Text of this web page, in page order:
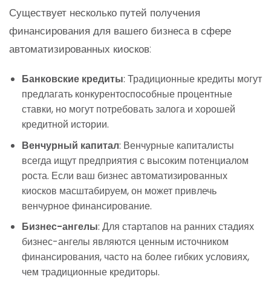
Существует несколько путей получения
финансирования для вашего бизнеса в сфере
автоматизированных киосков:
Банковские кредиты: Традиционные кредиты могут
предлагать конкурентоспособные процентные
ставки, но могут потребовать залога и хорошей
кредитной истории.
Венчурный капитал: Венчурные капиталисты
всегда ищут предприятия с высоким потенциалом
роста. Если ваш бизнес автоматизированных
киосков масштабируем, он может привлечь
венчурное финансирование.
Бизнес-ангелы: Для стартапов на ранних стадиях
бизнес-ангелы являются ценным источником
финансирования, часто на более гибких условиях,
чем традиционные кредиторы.